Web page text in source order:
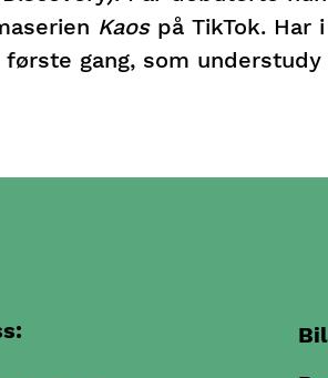
Kaospå TikTok. Har
første gang, som